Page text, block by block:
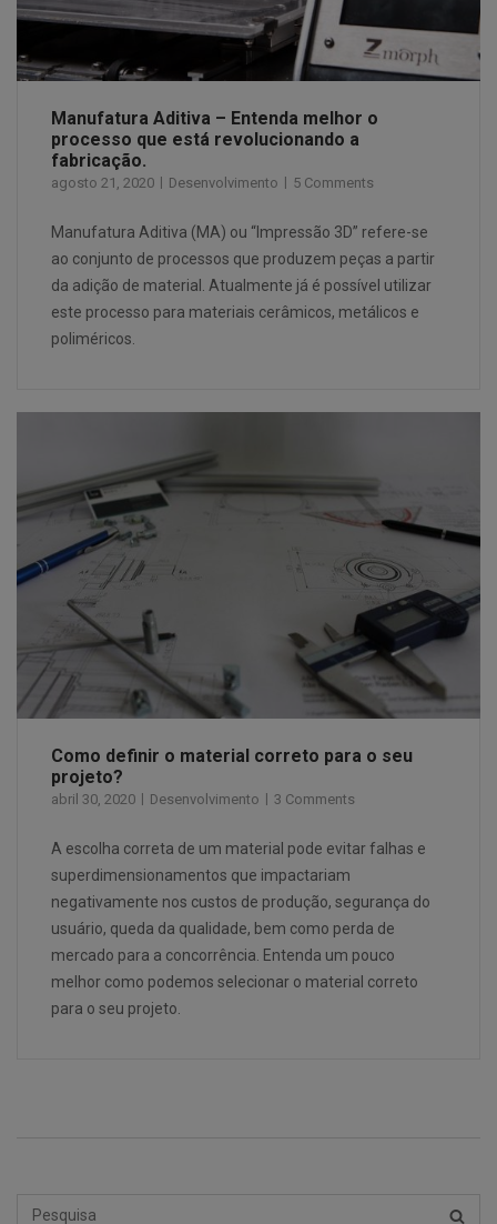
Manufatura Aditiva – Entenda melhor o
processo que está revolucionando a
fabricação.
agosto 21, 2020 Desenvolvimento 5 Comments
Manufatura Aditiva (MA) ou “Impressão 3D” refere-se
ao conjunto de processos que produzem peças a partir
da adição de material. Atualmente já é possível utilizar
este processo para materiais cerâmicos, metálicos e
poliméricos.
Como definir o material correto para o seu
projeto?
abril 30, 2020 Desenvolvimento 3 Comments
A escolha correta de um material pode evitar falhas e
superdimensionamentos que impactariam
negativamente nos custos de produção, segurança do
usuário, queda da qualidade, bem como perda de
mercado para a concorrência. Entenda um pouco
melhor como podemos selecionar o material correto
para o seu projeto.
Pesquisar